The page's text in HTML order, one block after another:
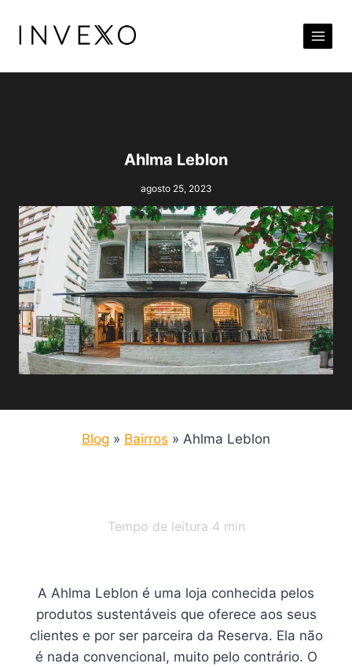
para
Conteúdo
Ahlma Leblon
agosto 25, 2023
Blog » Bairros » Ahlma Leblon
Tempo de leitura 4 min
A Ahlma Leblon é uma loja conhecida pelos
produtos sustentáveis que oferece aos seus
clientes e por ser parceira da Reserva. Ela não
é nada convencional, muito pelo contrário. O